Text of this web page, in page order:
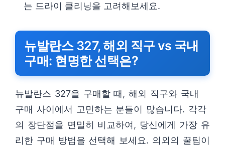
는 드라이 클리닝을 고려해보세요.
뉴발란스 327, 해외 직구 vs 국내
구매: 현명한 선택은?
뉴발란스 327을 구매할 때, 해외 직구와 국내
구매 사이에서 고민하는 분들이 많습니다. 각각
의 장단점을 면밀히 비교하여, 당신에게 가장 유
리한 구매 방법을 선택해 보세요. 의외의 꿀팁이